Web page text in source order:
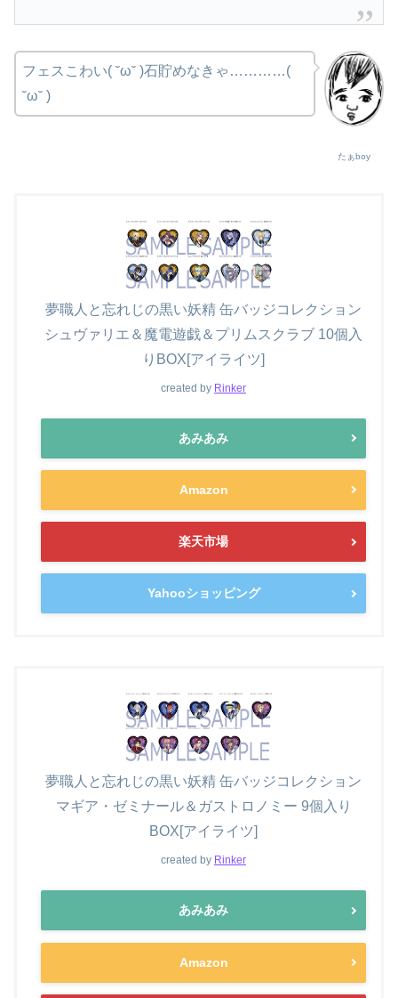
たぁboy
フェスこわい( ˘ω˘ )石貯めなきゃ…………(
˘ω˘ )
夢職人と忘れじの黒い妖精 缶バッジコレクション
シュヴァリエ＆魔電遊戯＆プリムスクラブ 10個入
りBOX[アイライツ]
created by Rinker
あみあみ
Amazon
楽天市場
Yahooショッピング
夢職人と忘れじの黒い妖精 缶バッジコレクション
マギア・ゼミナール＆ガストロノミー 9個入り
BOX[アイライツ]
created by Rinker
あみあみ
Amazon